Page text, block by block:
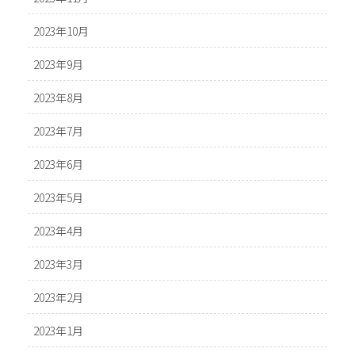
2023年10月
2023年9月
2023年8月
2023年7月
2023年6月
2023年5月
2023年4月
2023年3月
2023年2月
2023年1月